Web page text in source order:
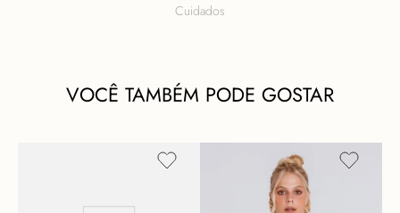
Cuidados
VOCÊ TAMBÉM PODE GOSTAR